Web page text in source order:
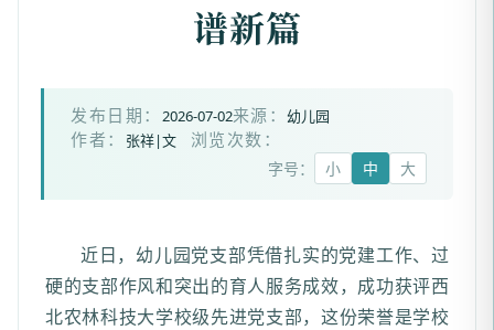
谱新篇
发布日期： 2026-07-02来源： 幼儿园
作者： 张祥|文 浏览次数：
字号： 小 中 大
近日，幼儿园党支部凭借扎实的党建工作、过
硬的支部作风和突出的育人服务成效，成功获评西
北农林科技大学校级先进党支部，这份荣誉是学校